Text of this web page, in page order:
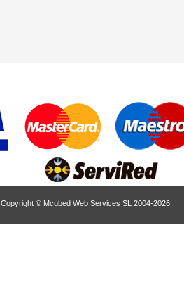
Copyright © Mcubed Web Services SL 2004-2026